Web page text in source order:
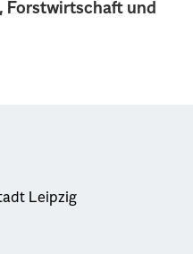
Forstwirtschaft und
Leipzig